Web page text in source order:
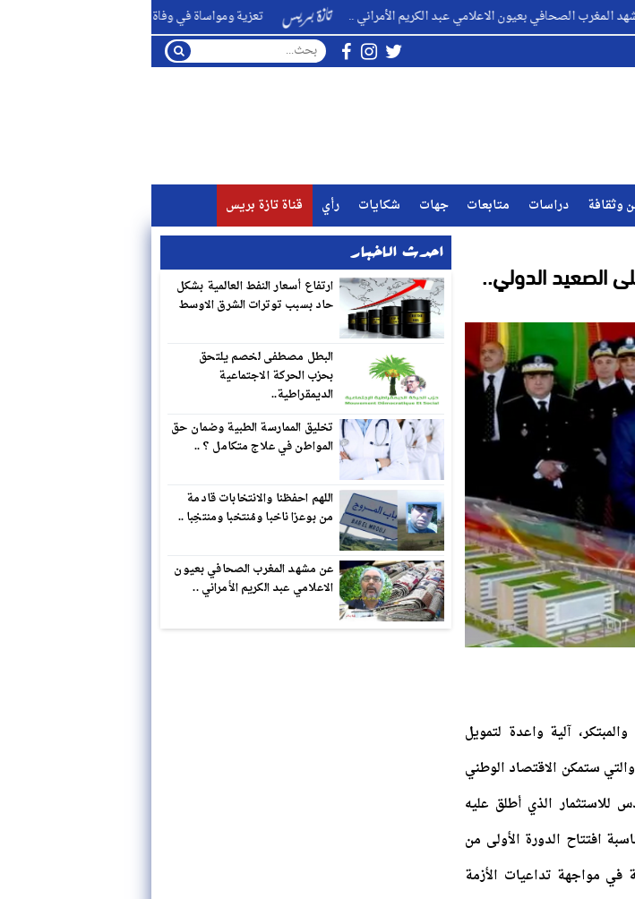
بعيون الاعلامي عبد الكريم الأمراني ..
تعزية ومواساة في وفاة اخت القائد الشريف عبد الغني الوزاني ..
وثقافة دراسات متابعات جهات شكايات رأي
قناة تازة بريس
الصعيد الدولي..
آلية واعدة لتمويل
ستمكن الاقتصاد الوطني
الذي أطلق عليه
افتتاح الدورة الأولى من
في مواجهة تداعيات الأزمة
احدث الاخبار
ارتفاع أسعار النفط العالمية بشكل
حاد بسبب توترات الشرق الاوسط
البطل مصطفى لخصم يلتحق
بحزب الحركة الاجتماعية
الديمقراطية..
تخليق الممارسة الطبية وضمان حق
المواطن في علاج متكامل ؟ ..
اللهم احفظنا والانتخابات قادمة
من بوعزا ناخبا ومُنتخبا ومنتخِبا ..
عن مشهد المغرب الصحافي بعيون
الاعلامي عبد الكريم الأمراني ..